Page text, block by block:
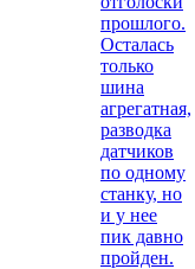
прошлого.
Осталась
только
шина
агрегатная,
разводка
датчиков
по одному
станку, но
и у нее
пик давно
пройден.